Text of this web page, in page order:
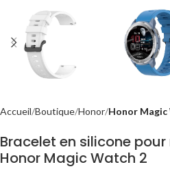
Accueil Boutique Honor Honor Magic
Bracelet en silicone
Honor Magic Watch 2